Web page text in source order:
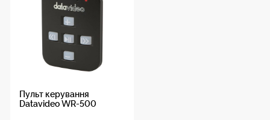
Пульт керування
Datavideo WR-500